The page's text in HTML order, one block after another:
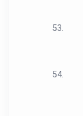
53.
54.